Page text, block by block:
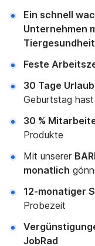
Ein schnell
Unternehmen
Tiergesundheit
Feste
30 Tage
Geburtstag
30 %
Produkte
Mit unserer
monatlich
12-monatiger
Probezeit
JobRad